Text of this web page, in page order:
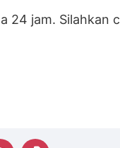
24 jam. Silahkan